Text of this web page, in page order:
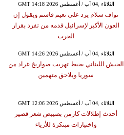
GMT 14:18 2026 الثلاثاء ,04 آب / أغسطس
نواف سلام يرد على نعيم قاسم ويقول إن
العون الأكبر لإسرائيل قدمه من تفرد بقرار
الحرب
GMT 14:26 2026 الثلاثاء ,04 آب / أغسطس
الجيش اللبناني يحبط تهريب صواريخ غراد من
سوريا ويلاحق متهمين
GMT 12:06 2026 الثلاثاء ,04 آب / أغسطس
أحدث إطلالات كارمن بصيبص شعر قصير
واختيارات مبتكرة للأزياء